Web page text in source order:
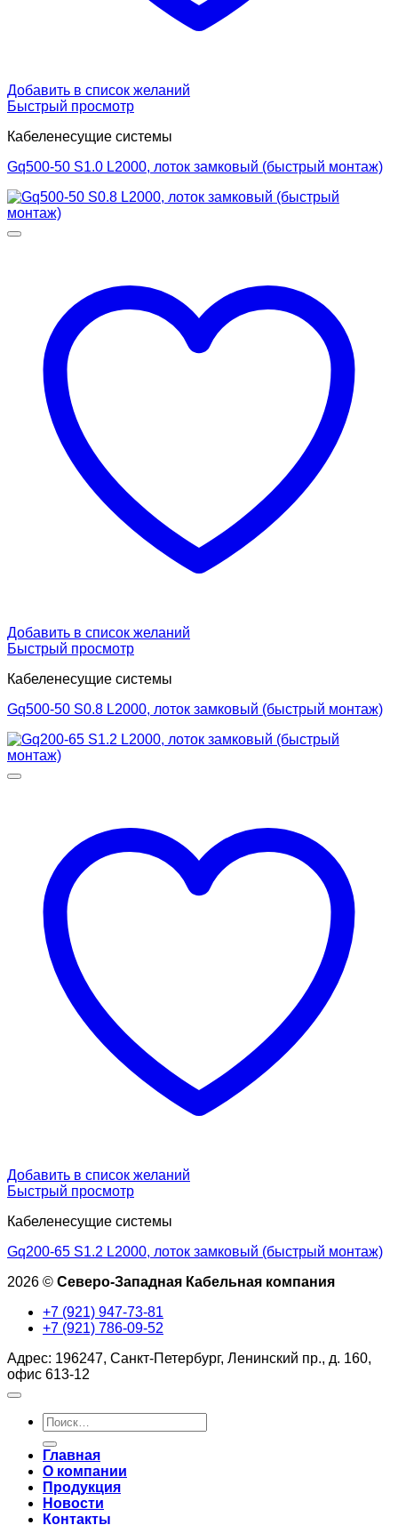
Добавить в список желаний
Быстрый просмотр
Кабеленесущие системы
Gq500-50 S1.0 L2000, лоток замковый (быстрый монтаж)
Добавить в список желаний
Быстрый просмотр
Кабеленесущие системы
Gq500-50 S0.8 L2000, лоток замковый (быстрый монтаж)
Добавить в список желаний
Быстрый просмотр
Кабеленесущие системы
Gq200-65 S1.2 L2000, лоток замковый (быстрый монтаж)
2026 © Северо-Западная Кабельная компания
+7 (921) 947-73-81
+7 (921) 786-09-52
Адрес: 196247, Санкт-Петербург, Ленинский пр., д. 160,
офис 613-12
Искать:
Главная
О компании
Продукция
Новости
Контакты